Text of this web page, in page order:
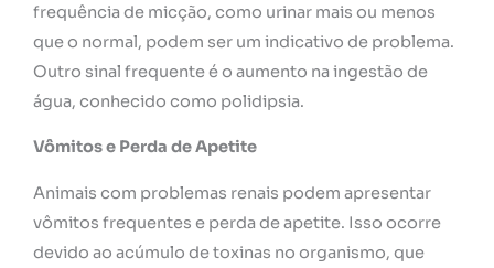
frequência de micção, como urinar mais ou menos
que o normal, podem ser um indicativo de problema.
Outro sinal frequente é o aumento na ingestão de
água, conhecido como polidipsia.
Vômitos e Perda de Apetite
Animais com problemas renais podem apresentar
vômitos frequentes e perda de apetite. Isso ocorre
devido ao acúmulo de toxinas no organismo, que